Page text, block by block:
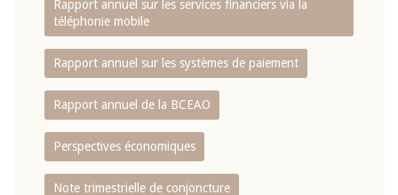
Rapport annuel sur les services financiers via la
téléphonie mobile
Rapport annuel sur les systèmes de paiement
Rapport annuel de la BCEAO
Perspectives économiques
Note trimestrielle de conjoncture